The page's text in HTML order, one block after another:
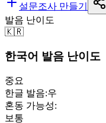
설문조사 만들기
발음 난이도
🇰🇷
한국어 발음 난이도
중요
한글 발음:우
혼동 가능성:
보통